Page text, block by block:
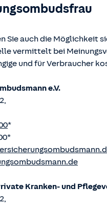
Sie auch die Möglichkeit
vermittelt bei
und für Verbraucher
e.V.
*
Kranken- und